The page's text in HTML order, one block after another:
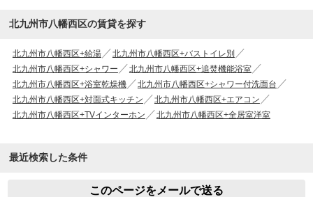
北九州市八幡西区の賃貸を探す
北九州市八幡西区+給湯
北九州市八幡西区+バストイレ別
北九州市八幡西区+シャワー
北九州市八幡西区+追焚機能浴室
北九州市八幡西区+浴室乾燥機
北九州市八幡西区+シャワー付洗面台
北九州市八幡西区+対面式キッチン
北九州市八幡西区+エアコン
北九州市八幡西区+TVインターホン
北九州市八幡西区+全居室洋室
最近検索した条件
このページをメールで送る